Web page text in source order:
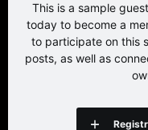
This is a sample
today to become a
to participate on this
posts, as well as